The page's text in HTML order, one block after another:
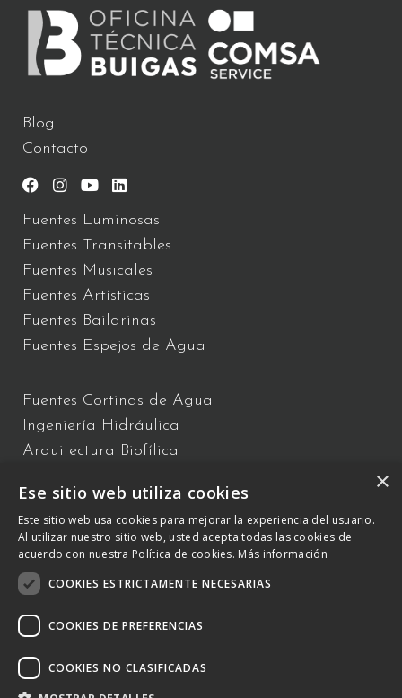
Blog
Contacto
Fuentes Luminosas
Fuentes Transitables
Fuentes Musicales
Fuentes Artísticas
Fuentes Bailarinas
Fuentes Espejos de Agua
Fuentes Cortinas de Agua
Ingeniería Hidráulica
Arquitectura Biofílica
Fuentes Flotantes
Fuentes Interactivas
C/ Vallès 2 – Polígono Industrial Almeda 08940 Cornellà de
Llobregat, Barcelona –
+34 934 809 150
otbwaterdesign.com – Todos los derechos reservados.
×
Ese sitio web utiliza cookies
Este sitio web usa cookies para mejorar la experiencia del usuario.
Al utilizar nuestro sitio web, usted acepta todas las cookies de
acuerdo con nuestra Política de cookies. Más información
COOKIES ESTRICTAMENTE NECESARIAS
COOKIES DE PREFERENCIAS
COOKIES NO CLASIFICADAS